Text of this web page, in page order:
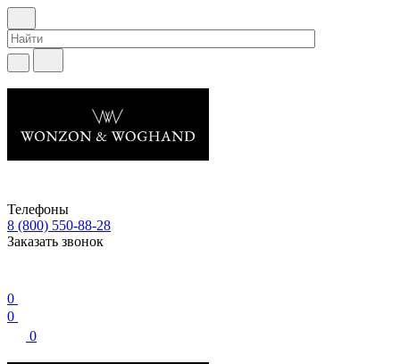
Телефоны
8 (800) 550-88-28
Заказать звонок
0
0
0